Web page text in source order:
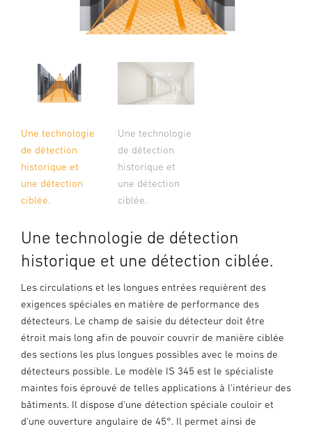
Une technologie
de détection
historique et
une détection
ciblée.
Une technologie
de détection
historique et
une détection
ciblée.
Une technologie de détection
historique et une détection ciblée.
Les circulations et les longues entrées requièrent des
exigences spéciales en matière de performance des
détecteurs. Le champ de saisie du détecteur doit être
étroit mais long afin de pouvoir couvrir de manière ciblée
des sections les plus longues possibles avec le moins de
détecteurs possible. Le modèle IS 345 est le spécialiste
maintes fois éprouvé de telles applications à l'intérieur des
bâtiments. Il dispose d'une détection spéciale couloir et
d'une ouverture angulaire de 45°. Il permet ainsi de